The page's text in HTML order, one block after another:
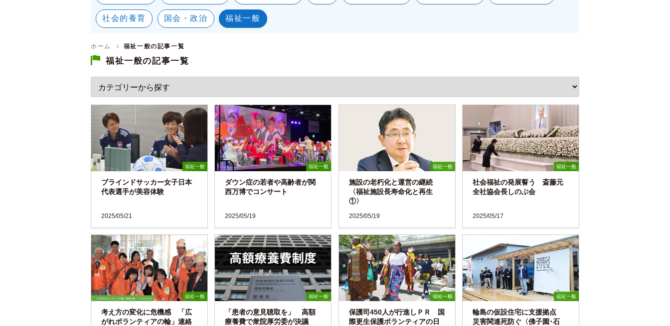
社会的養育 国会・政治 福祉一般
ホーム 福祉一般の記事一覧
福祉一般の記事一覧
福祉一般
ブラインドサッカー女子日本
代表選手が美容体験
2025/05/21
福祉一般
ダウン症の若者や高齢者が関
西万博でコンサート
2025/05/19
福祉一般
施設の老朽化と運営の継続
〈福祉施設長寿命化と再生
①〉
2025/05/19
福祉一般
社会福祉の発展誓う 斎藤元
全社協会長しのぶ会
2025/05/17
福祉一般
考え方の変化に危機感 「広
がれボランティアの輪」連絡
福祉一般
「患者の意見聴取を」 高額
療養費で衆院厚労委が決議
福祉一般
保護司450人が行進しＰＲ 国
際更生保護ボランティアの日
福祉一般
輪島の仮設住宅に支援拠点
災害関連死防ぐ〈佛子園･石